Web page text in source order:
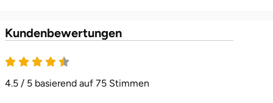
Kundenbewertungen
4.5 von 5
4.5 / 5 basierend auf 75 Stimmen